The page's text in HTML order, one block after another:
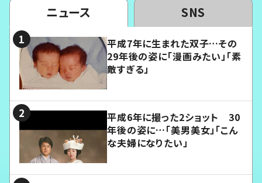
ニュース SNS
平成7年に生まれた双子…その
29年後の姿に「漫画みたい」「素
敵すぎる」
平成6年に撮った2ショット 30
年後の姿に…「美男美女」「こん
な夫婦になりたい」